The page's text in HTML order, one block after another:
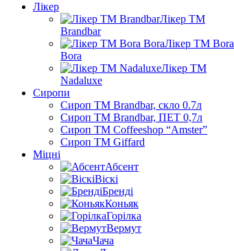
Лікер
Лікер ТМ
Brandbar
Лікер ТМ Bora
Bora
Лікер ТМ
Nadaluxe
Сиропи
Сироп TM Brandbar, скло 0.7л
Сироп TM Brandbar, ПЕТ 0,7л
Сироп TM Coffeeshop “Amster”
Сироп TM Giffard
Міцні
Абсент
Віскі
Бренді
Коньяк
Горілка
Вермут
Чача